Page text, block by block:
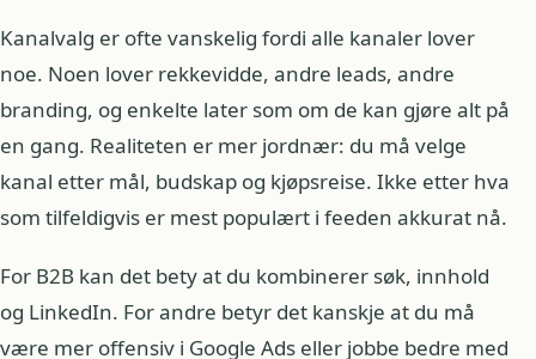
Kanalvalg er ofte vanskelig fordi alle kanaler lover
noe. Noen lover rekkevidde, andre leads, andre
branding, og enkelte later som om de kan gjøre alt på
en gang. Realiteten er mer jordnær: du må velge
kanal etter mål, budskap og kjøpsreise. Ikke etter hva
som tilfeldigvis er mest populært i feeden akkurat nå.
For B2B kan det bety at du kombinerer søk, innhold
og LinkedIn. For andre betyr det kanskje at du må
være mer offensiv i Google Ads eller jobbe bedre med